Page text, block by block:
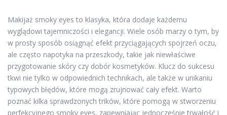
Makijaż smoky eyes to klasyka, która dodaje każdemu
wyglądowi tajemniczości i elegancji. Wiele osób marzy o tym, by
w prosty sposób osiągnąć efekt przyciągających spojrzeń oczu,
ale często napotyka na przeszkody, takie jak niewłaściwe
przygotowanie skóry czy dobór kosmetyków. Klucz do sukcesu
tkwi nie tylko w odpowiednich technikach, ale także w unikaniu
typowych błędów, które mogą zrujnować cały efekt. Warto
poznać kilka sprawdzonych trików, które pomogą w stworzeniu
perfekcyjnego smoky eyes, zapewniając jednocześnie trwałość i